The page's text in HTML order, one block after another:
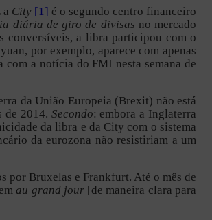
a City [1] é o segundo centro financeiro
diária de giro de divisas no mercado
conversíveis, a libra participou com o
por exemplo, aparece com apenas
a notícia do FMI nesta semana de
da União Europeia (Brexit) não está
de 2014. Secondo: embora a Inglaterra
da libra e da City com o sistema
da eurozona não resistiriam a um
por Bruxelas e Frankfurt. Até o mês de
au grand jour [de maneira clara para